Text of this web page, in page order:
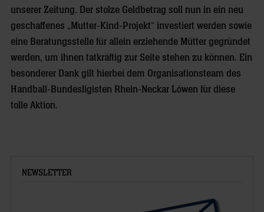
unserer Zeitung. Der stolze Geldbetrag soll nun in ein neu
geschaffenes „Mutter-Kind-Projekt“ investiert werden sowie
eine Beratungsstelle für allein erziehende Mütter gegründet
werden, um ihnen tatkräftig zur Seite stehen zu können. Ein
besonderer Dank gilt hierbei dem Organisationsteam des
Handball-Bundesligisten Rhein-Neckar Löwen für diese
tolle Aktion.
NEWSLETTER